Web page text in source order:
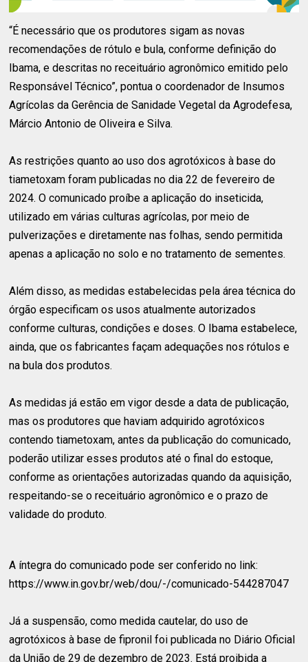
“É necessário que os produtores sigam as novas
recomendações de rótulo e bula, conforme definição do
Ibama, e descritas no receituário agronômico emitido pelo
Responsável Técnico”, pontua o coordenador de Insumos
Agrícolas da Gerência de Sanidade Vegetal da Agrodefesa,
Márcio Antonio de Oliveira e Silva.
As restrições quanto ao uso dos agrotóxicos à base do
tiametoxam foram publicadas no dia 22 de fevereiro de
2024. O comunicado proíbe a aplicação do inseticida,
utilizado em várias culturas agrícolas, por meio de
pulverizações e diretamente nas folhas, sendo permitida
apenas a aplicação no solo e no tratamento de sementes.
Além disso, as medidas estabelecidas pela área técnica do
órgão especificam os usos atualmente autorizados
conforme culturas, condições e doses. O Ibama estabelece,
ainda, que os fabricantes façam adequações nos rótulos e
na bula dos produtos.
As medidas já estão em vigor desde a data de publicação,
mas os produtores que haviam adquirido agrotóxicos
contendo tiametoxam, antes da publicação do comunicado,
poderão utilizar esses produtos até o final do estoque,
conforme as orientações autorizadas quando da aquisição,
respeitando-se o receituário agronômico e o prazo de
validade do produto.
A íntegra do comunicado pode ser conferido no link:
https://www.in.gov.br/web/dou/-/comunicado-544287047
Já a suspensão, como medida cautelar, do uso de
agrotóxicos à base de fipronil foi publicada no Diário Oficial
da União de 29 de dezembro de 2023. Está proibida a